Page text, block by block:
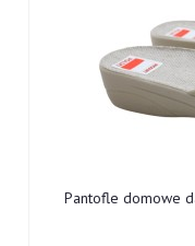
Pantofle domowe